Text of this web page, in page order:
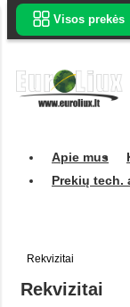
Apie mus
Prekių tech.
Visos prekės
Rekvizitai
Rekvizitai